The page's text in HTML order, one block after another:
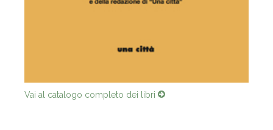
Vai al catalogo completo dei libri